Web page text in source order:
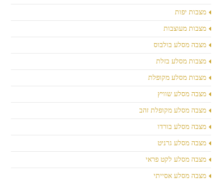
מצבות יפות
מצבות מעוצבות
מצבה מסלע בולבוס
מצבות מסלע בזלת
מצבות מסלע מקופלת
מצבה מסלע שוויץ
מצבה מסלע מקופלת זהב
מצבה מסלע בורדו
מצבה מסלע גרניט
מצבה מסלע לקט פראי
מצבה מסלע אסייתי